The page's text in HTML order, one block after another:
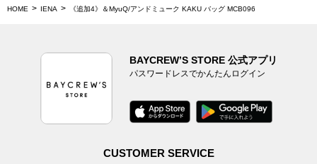
HOME IENA 《追加4》＆MyuQ/アンドミューク KAKU バッグ MCB096
BAYCREW’S STORE 公式アプリ
パスワードレスでかんたんログイン
CUSTOMER SERVICE